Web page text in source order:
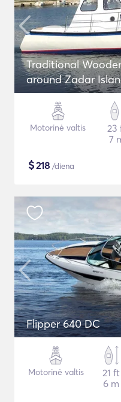
Traditional
around Zadar
Motorinė valtis
23
7
$218 /diena
Flipper 640 DC
Motorinė valtis
21 ft
6 m